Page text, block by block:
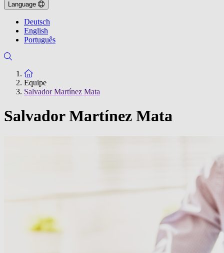
Language
Deutsch
English
Português
To the homepage
Equipe
Salvador Martínez Mata
Salvador Martínez Mata